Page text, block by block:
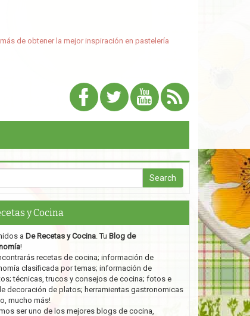
de obtener la mejor inspiración en pastelería
y Cocina
a De Recetas y Cocina. Tu Blog de
!
recetas de cocina; información de
clasificada por temas; información de
técnicas, trucos y consejos de cocina; fotos e
decoración de platos; herramientas gastronomicas
mucho más!
ser uno de los mejores blogs de cocina,